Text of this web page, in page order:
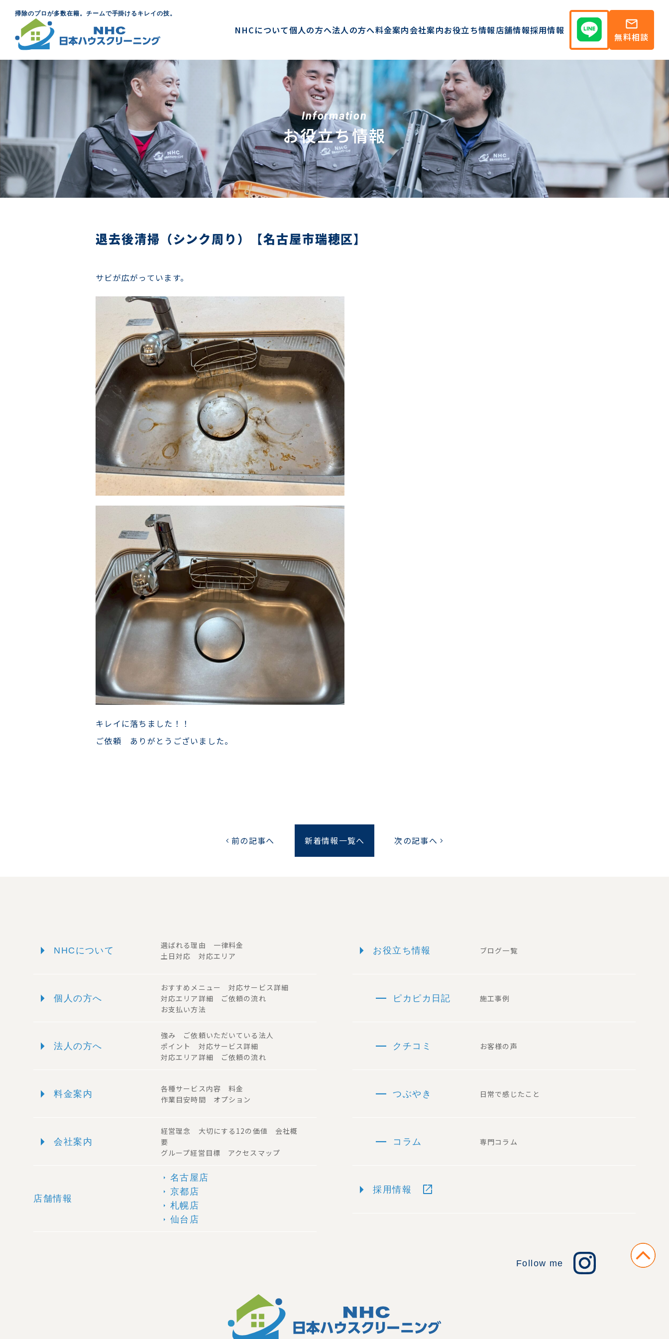
掃除のプロが多数在籍。チームで手掛けるキレイの技。
NHCについて個人の方へ法人の方へ料金案内会社案内お役立ち情報店舗情報採用情報 mail
無料相談
Information
お役立ち情報
退去後清掃（シンク周り）【名古屋市瑞穂区】
サビが広がっています。
キレイに落ちました！！
ご依頼 ありがとうございました。
chevron_left前の記事へ 新着情報一覧へ 次の記事へ chevron_right
arrow_right NHCについて
選ばれる理由 一律料金
土日対応 対応エリア
arrow_right 個人の方へ
おすすめメニュー 対応サービス詳細
対応エリア詳細 ご依頼の流れ
お支払い方法
arrow_right 法人の方へ
強み ご依頼いただいている法人
ポイント 対応サービス詳細
対応エリア詳細 ご依頼の流れ
arrow_right 料金案内
各種サービス内容 料金
作業目安時間 オプション
arrow_right 会社案内
経営理念 大切にする12の価値 会社概
要
グループ経営目標 アクセスマップ
店舗情報
arrow_right 名古屋店
arrow_right 京都店
arrow_right 札幌店
arrow_right 仙台店
arrow_right お役立ち情報 ブログ一覧
remove ピカピカ日記 施工事例
remove クチコミ お客様の声
remove つぶやき 日常で感じたこと
remove コラム 専門コラム
arrow_right 採用情報 open_in_new
Follow me